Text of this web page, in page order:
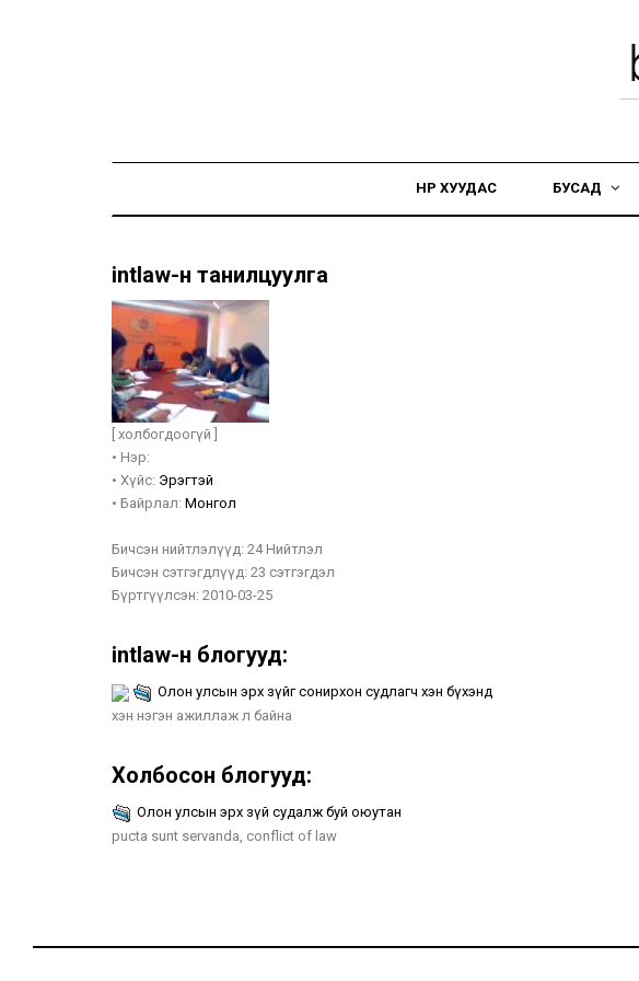
НҮҮР ХУУДАС БУСАД
intlaw-н танилцуулга
[ холбогдоогүй ]
• Нэр:
• Хүйс: Эрэгтэй
• Байрлал: Монгол
Бичсэн нийтлэлүүд: 24 Нийтлэл
Бичсэн сэтгэгдлүүд: 23 сэтгэгдэл
Бүртгүүлсэн: 2010-03-25
intlaw-н блогууд:
Олон улсын эрх зүйг сонирхон судлагч хэн бүхэнд
хэн нэгэн ажиллаж л байна
Холбосон блогууд:
Олон улсын эрх зүй судaлж буй оюутан
pucta sunt servanda, conflict of law